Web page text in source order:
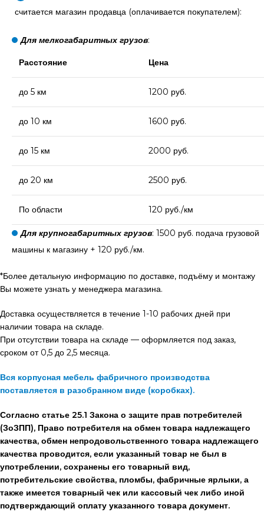
считается магазин продавца (оплачивается покупателем):
Для мелкогабаритных грузов:
Расстояние Цена
до 5 км 1200 руб.
до 10 км 1600 руб.
до 15 км 2000 руб.
до 20 км 2500 руб.
По области 120 руб./км
Для крупногабаритных грузов: 1500 руб. подача грузовой
машины к магазину + 120 руб./км.
*Более детальную информацию по доставке, подъёму и монтажу
Вы можете узнать у менеджера магазина.
Доставка осуществляется в течение 1-10 рабочих дней при
наличии товара на складе.
При отсутствии товара на складе — оформляется под заказ,
сроком от 0,5 до 2,5 месяца.
Вся корпусная мебель фабричного производства
поставляется в разобранном виде (коробках).
Согласно статье 25.1 Закона о защите прав потребителей
(ЗоЗПП), Право потребителя на обмен товара надлежащего
качества, обмен непродовольственного товара надлежащего
качества проводится, если указанный товар не был в
употреблении, сохранены его товарный вид,
потребительские свойства, пломбы, фабричные ярлыки, а
также имеется товарный чек или кассовый чек либо иной
подтверждающий оплату указанного товара документ.